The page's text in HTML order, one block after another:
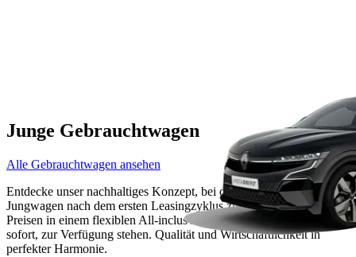
Junge Gebrauchtwagen
Alle Gebrauchtwagen ansehen
Entdecke unser nachhaltiges Konzept, bei dem erstklassige
Jungwagen nach dem ersten Leasingzyklus zu noch günstigeren
Preisen in einem flexiblen All-inclusvie-Abo ohne Lieferzeiten, also
sofort, zur Verfügung stehen. Qualität und Wirtschaftlichkeit in
perfekter Harmonie.